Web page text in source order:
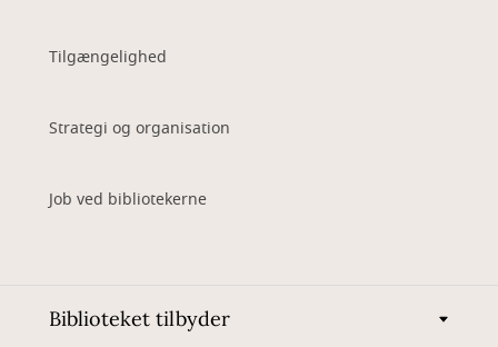
Tilgængelighed
Strategi og organisation
Job ved bibliotekerne
Biblioteket tilbyder